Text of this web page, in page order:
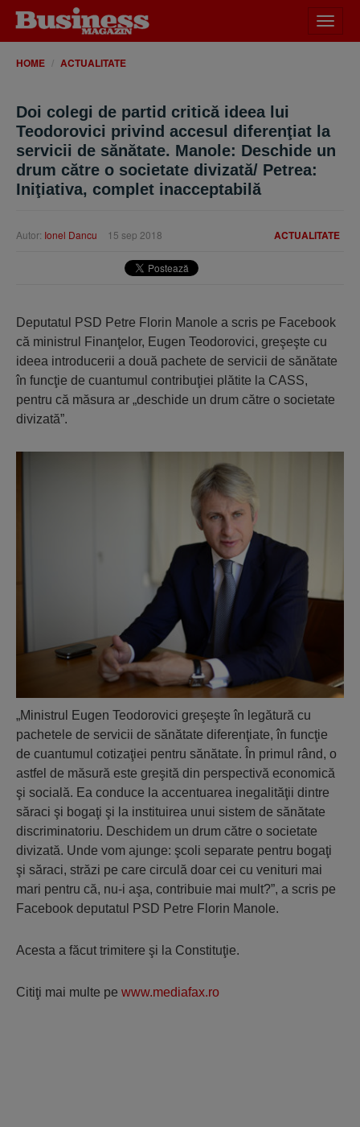
meniu
HOME ACTUALITATE
Doi colegi de partid critică ideea lui
Teodorovici privind accesul diferenţiat la
servicii de sănătate. Manole: Deschide un
drum către o societate divizată/ Petrea:
Iniţiativa, complet inacceptabilă
ACTUALITATE
Autor: Ionel Dancu 15 sep 2018
Deputatul PSD Petre Florin Manole a scris pe Facebook
că ministrul Finanţelor, Eugen Teodorovici, greşeşte cu
ideea introducerii a două pachete de servicii de sănătate
în funcţie de cuantumul contribuţiei plătite la CASS,
pentru că măsura ar „deschide un drum către o societate
divizată”.
„Ministrul Eugen Teodorovici greşeşte în legătură cu
pachetele de servicii de sănătate diferenţiate, în funcţie
de cuantumul cotizaţiei pentru sănătate. În primul rând, o
astfel de măsură este greşită din perspectivă economică
şi socială. Ea conduce la accentuarea inegalităţii dintre
săraci şi bogaţi şi la instituirea unui sistem de sănătate
discriminatoriu. Deschidem un drum către o societate
divizată. Unde vom ajunge: şcoli separate pentru bogaţi
şi săraci, străzi pe care circulă doar cei cu venituri mai
mari pentru că, nu-i aşa, contribuie mai mult?”, a scris pe
Facebook deputatul PSD Petre Florin Manole.
Acesta a făcut trimitere şi la Constituţie.
Citiţi mai multe pe www.mediafax.ro